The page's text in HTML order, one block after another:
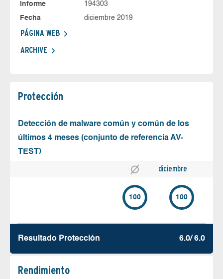
Informe
194303
Fecha
diciembre 2019
PÁGINA WEB
ARCHIVE
Protección
Detección de malware común y común de los
últimos 4 meses (conjunto de referencia AV-
TEST)
diciembre
100 100
Resultado Protección 6.0/ 6.0
Rendimiento